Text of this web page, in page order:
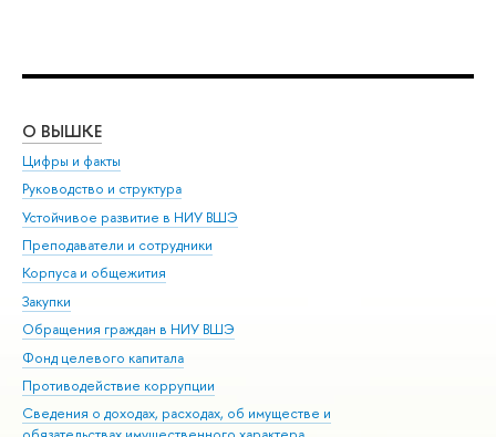
О ВЫШКЕ
Цифры и факты
Руководство и структура
Устойчивое развитие в НИУ ВШЭ
Преподаватели и сотрудники
Корпуса и общежития
Закупки
Обращения граждан в НИУ ВШЭ
Фонд целевого капитала
Противодействие коррупции
Сведения о доходах, расходах, об имуществе и